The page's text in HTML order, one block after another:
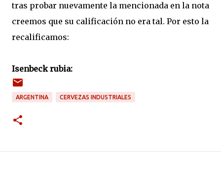
tras probar nuevamente la mencionada en la nota
creemos que su calificación no era tal. Por esto la
recalificamos:
Isenbeck rubia:
ARGENTINA CERVEZAS INDUSTRIALES